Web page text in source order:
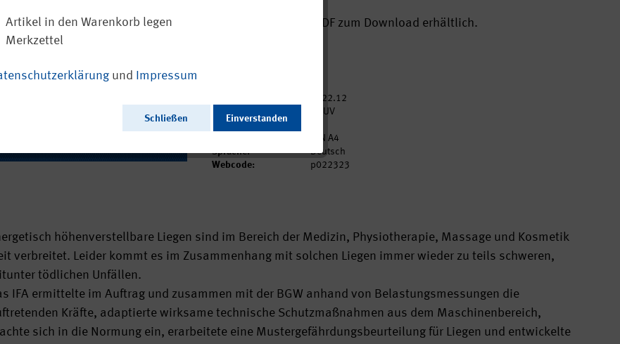
Ausschließlich als PDF zum Download erhältlich.
2022.12
DGUV
DIN A4
Sprache:
Deutsch
Webcode:
p022323
höhenverstellbare Liegen sind im Bereich der Medizin, Physiotherapie, Massage und Kosmetik
verbreitet. Leider kommt es im Zusammenhang mit solchen Liegen immer wieder zu teils schweren,
tödlichen Unfällen.
IFA ermittelte im Auftrag und zusammen mit der BGW anhand von Belastungsmessungen die
Kräfte, adaptierte wirksame technische Schutzmaßnahmen aus dem Maschinenbereich,
sich in die Normung ein, erarbeitete eine Mustergefährdungsbeurteilung für Liegen und entwickelte
Artikel in den Warenkorb legen
Merkzettel
und Impressum
Schließen Einverstanden